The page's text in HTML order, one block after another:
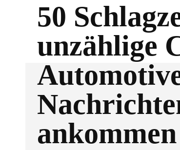
50
unzählige
ankommen